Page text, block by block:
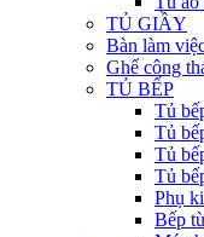
TỦ GIẦY
Bàn làm
Ghế công
TỦ BẾP
Tủ
Tủ
Tủ
Tủ
Phụ
Bếp